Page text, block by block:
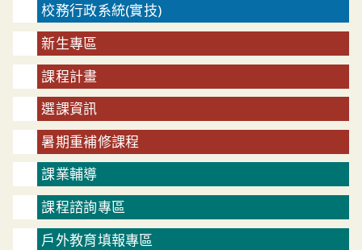
校務行政系統(實技)
新生專區
課程計畫
選課資訊
暑期重補修課程
課業輔導
課程諮詢專區
戶外教育填報專區